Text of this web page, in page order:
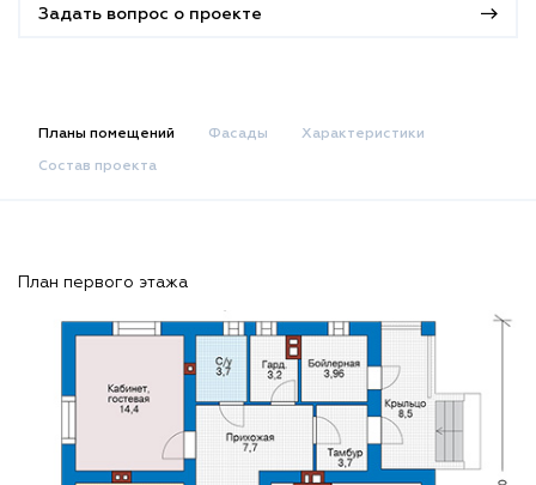
Задать вопрос о проекте
Планы помещений Фасады Характеристики
Состав проекта
План первого этажа